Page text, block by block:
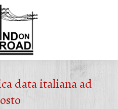
data italiana ad